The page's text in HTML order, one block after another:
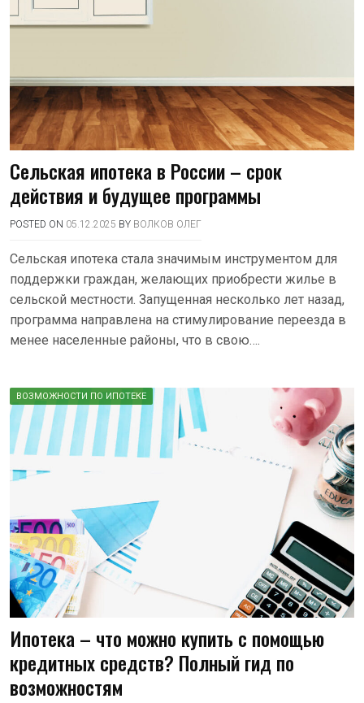
Сельская ипотека в России – срок
действия и будущее программы
POSTED ON 05.12.2025 BY ВОЛКОВ ОЛЕГ
Сельская ипотека стала значимым инструментом для
поддержки граждан, желающих приобрести жилье в
сельской местности. Запущенная несколько лет назад,
программа направлена на стимулирование переезда в
менее населенные районы, что в свою….
ВОЗМОЖНОСТИ ПО ИПОТЕКЕ
Ипотека – что можно купить с помощью
кредитных средств? Полный гид по
возможностям